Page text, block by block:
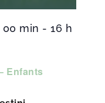
Enfants
min - 16 h